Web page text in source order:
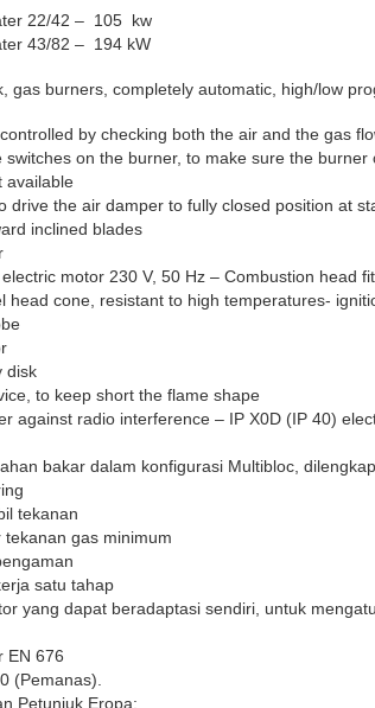
22/42 – 105 kw
43/82 – 194 kW
gas burners, completely automatic, high/low
by checking both the air and the gas
switches on the burner, to make sure the
available
drive the air damper to fully closed position at
inclined blades
motor 230 V, 50 Hz – Combustion head
head cone, resistant to high temperatures-
disk
to keep short the flame shape
against radio interference – IP X0D (IP 40)
bakar dalam konfigurasi Multibloc,
tekanan
tekanan gas minimum
satu tahap
yang dapat beradaptasi sendiri, untuk
EN 676
(Pemanas).
Petunjuk Eropa: